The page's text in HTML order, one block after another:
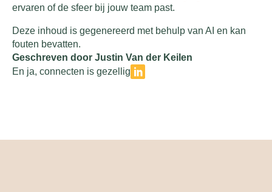
ervaren of de sfeer bij jouw team past.
Deze inhoud is gegenereerd met behulp van AI en kan
fouten bevatten.
Geschreven door Justin Van der Keilen
En ja, connecten is gezellig